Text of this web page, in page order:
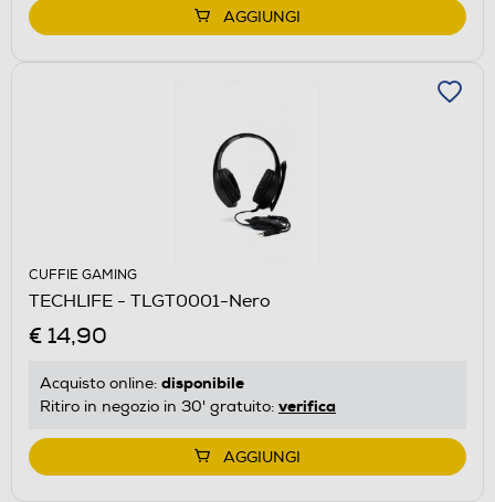
AGGIUNGI
CUFFIE GAMING
TECHLIFE - TLGT0001-Nero
€ 14,90
Acquisto online: disponibile
Ritiro in negozio in 30' gratuito: verifica
AGGIUNGI